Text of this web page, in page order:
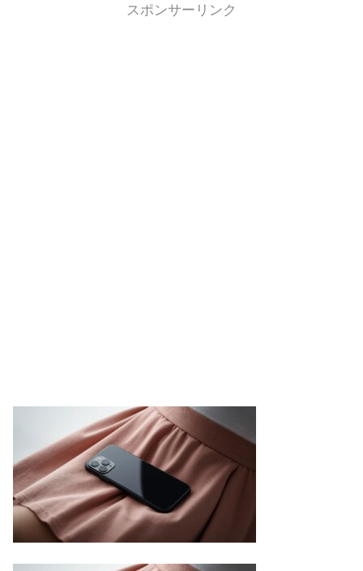
スポンサーリンク